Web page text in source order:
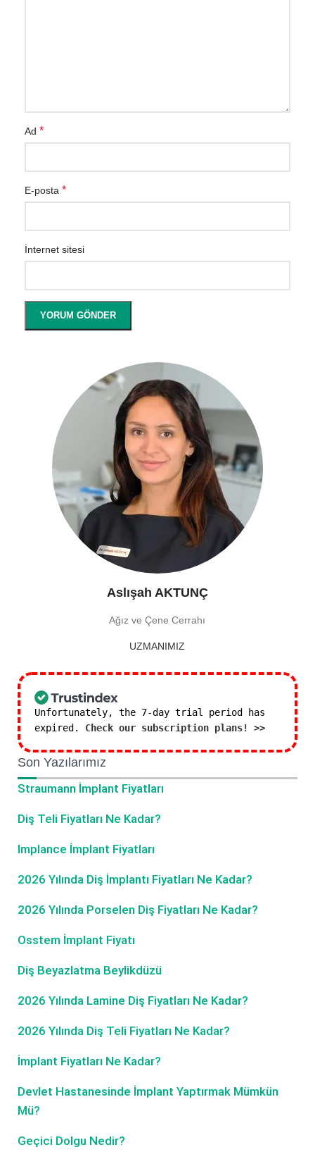
Aslışah AKTUNÇ
Ağız ve Çene Cerrahı
UZMANIMIZ
Unfortunately, the 7-day trial period has
expired. Check our subscription plans! >>
Son Yazılarımız
Straumann İmplant Fiyatları
Diş Teli Fiyatları Ne Kadar?
Implance İmplant Fiyatları
2026 Yılında Diş İmplantı Fiyatları Ne Kadar?
2026 Yılında Porselen Diş Fiyatları Ne Kadar?
Osstem İmplant Fiyatı
Diş Beyazlatma Beylikdüzü
2026 Yılında Lamine Diş Fiyatları Ne Kadar?
2026 Yılında Diş Teli Fiyatları Ne Kadar?
İmplant Fiyatları Ne Kadar?
Devlet Hastanesinde İmplant Yaptırmak Mümkün
Mü?
Geçici Dolgu Nedir?
Ad *
E-posta *
İnternet sitesi